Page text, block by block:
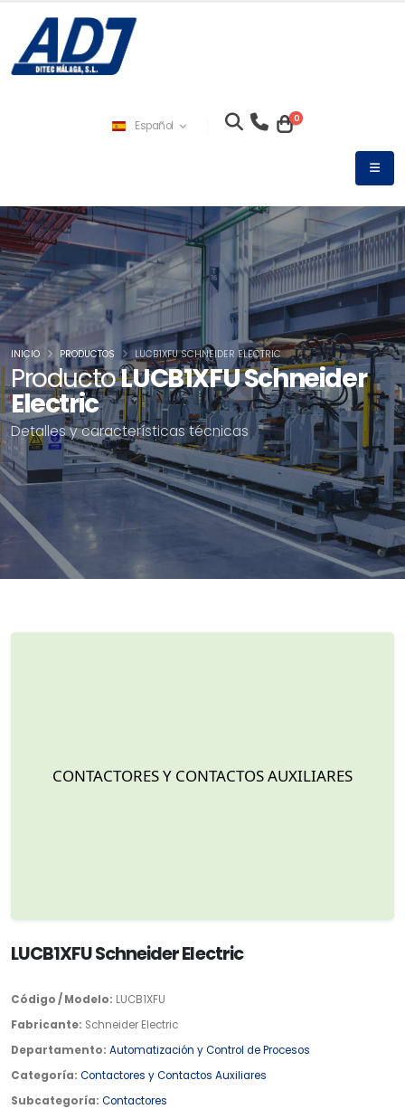
Español 0
ProductoLUCB1XFU Schneider
Electric
Detalles y características técnicas
INICIO PRODUCTOS LUCB1XFU SCHNEIDER ELECTRIC
LUCB1XFU Schneider Electric
Código / Modelo: LUCB1XFU
Fabricante: Schneider Electric
Departamento: Automatización y Control de Procesos
Categoría: Contactores y Contactos Auxiliares
Subcategoría: Contactores